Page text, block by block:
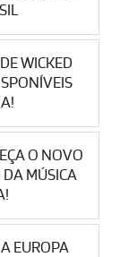
WICKED
O NOVO
MÚSICA
EUROPA